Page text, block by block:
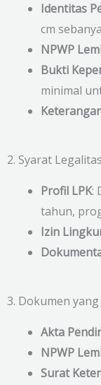
Identitas
cm
NPWP
Bukti
minimal
2. Syarat
Profil LPK:
tahun,
Izin
3. Dokumen
Akta
NPWP
Surat